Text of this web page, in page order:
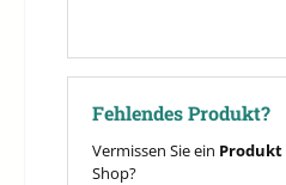
Fehlendes Produkt?
Vermissen Sie ein Produkt
Shop?